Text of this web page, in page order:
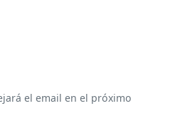
el email en el próximo